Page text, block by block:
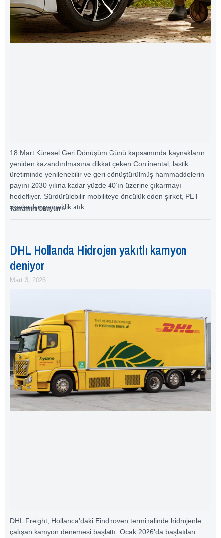
18 Mart Küresel Geri Dönüşüm Günü kapsamında kaynakların
yeniden kazandırılmasına dikkat çeken Continental, lastik
üretiminde yenilenebilir ve geri dönüştürülmüş hammaddelerin
payını 2030 yılına kadar yüzde 40’ın üzerine çıkarmayı
hedefliyor. Sürdürülebilir mobiliteye öncülük eden şirket, PET
şişelerden yemeklik atık
Tamamını Okuyun »
DHL Hollanda Hidrojen yakıtlı kamyon
deniyor
Mart 3, 2026
DHL Freight, Hollanda’daki Eindhoven terminalinde hidrojenle
çalışan kamyon denemesi başlattı. Ocak 2026’da başlatılan